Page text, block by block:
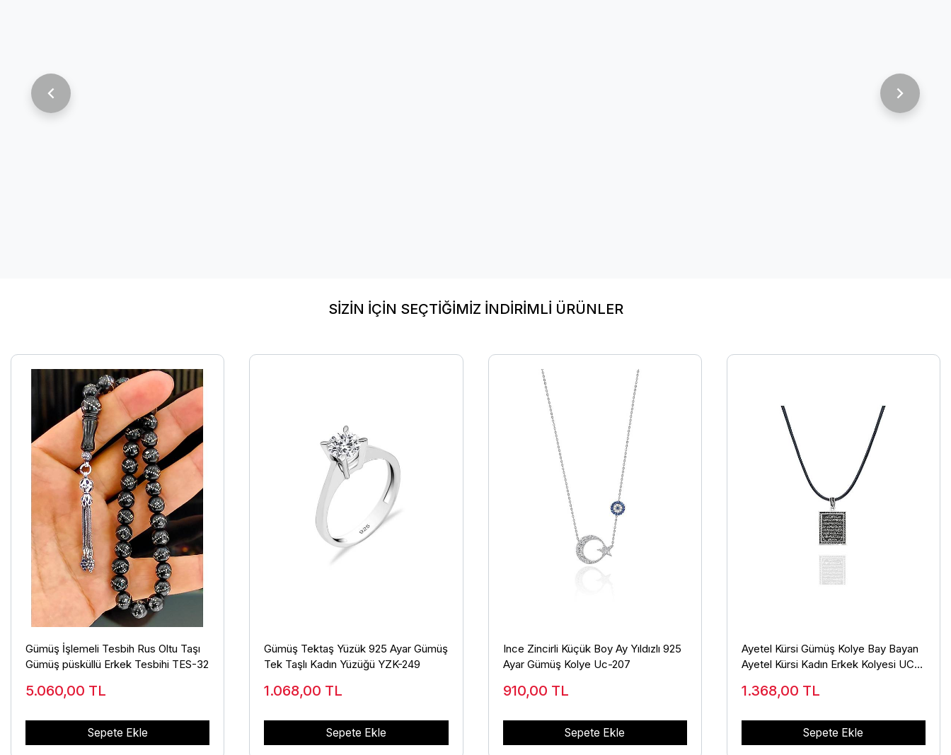
SİZİN İÇİN SEÇTİĞİMİZ İNDİRİMLİ ÜRÜNLER
Gümüş İşlemeli Tesbih Rus Oltu Taşı
Gümüş püsküllü Erkek Tesbihi TES-32
5.060,00 TL
Sepete Ekle
Gümüş Tektaş Yüzük 925 Ayar Gümüş
Tek Taşlı Kadın Yüzüğü YZK-249
1.068,00 TL
Sepete Ekle
Ince Zincirli Küçük Boy Ay Yıldızlı 925
Ayar Gümüş Kolye Uc-207
910,00 TL
Sepete Ekle
Ayetel Kürsi Gümüş Kolye Bay Bayan
Ayetel Kürsi Kadın Erkek Kolyesi UC-
1.368,00 TL
Sepete Ekle